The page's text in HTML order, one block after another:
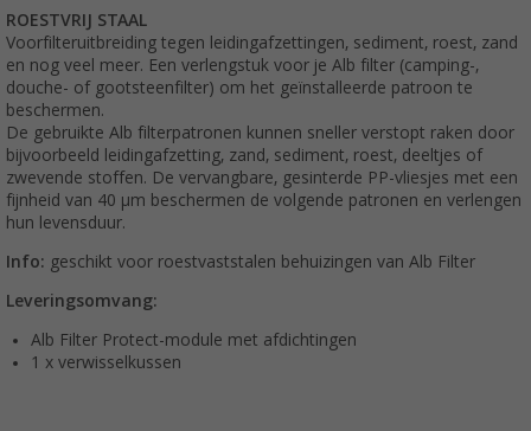
ROESTVRIJ STAAL
Voorfilteruitbreiding tegen leidingafzettingen, sediment, roest, zand
en nog veel meer. Een verlengstuk voor je Alb filter (camping-,
douche- of gootsteenfilter) om het geïnstalleerde patroon te
beschermen.
De gebruikte Alb filterpatronen kunnen sneller verstopt raken door
bijvoorbeeld leidingafzetting, zand, sediment, roest, deeltjes of
zwevende stoffen. De vervangbare, gesinterde PP-vliesjes met een
fijnheid van 40 µm beschermen de volgende patronen en verlengen
hun levensduur.
Info: geschikt voor roestvaststalen behuizingen van Alb Filter
Leveringsomvang:
Alb Filter Protect-module met afdichtingen
1 x verwisselkussen